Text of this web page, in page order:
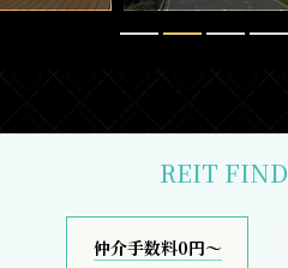
REIT FIND
仲介手数料0円～